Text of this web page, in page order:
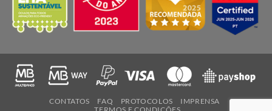
CONTATOS FAQ PROTOCOLOS
IMPRENSA